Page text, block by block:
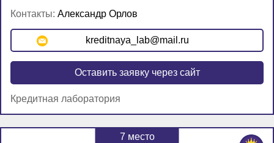
Контакты: Александр Орлов
kreditnaya_lab@mail.ru
Оставить заявку через сайт
Кредитная лаборатория
7 место